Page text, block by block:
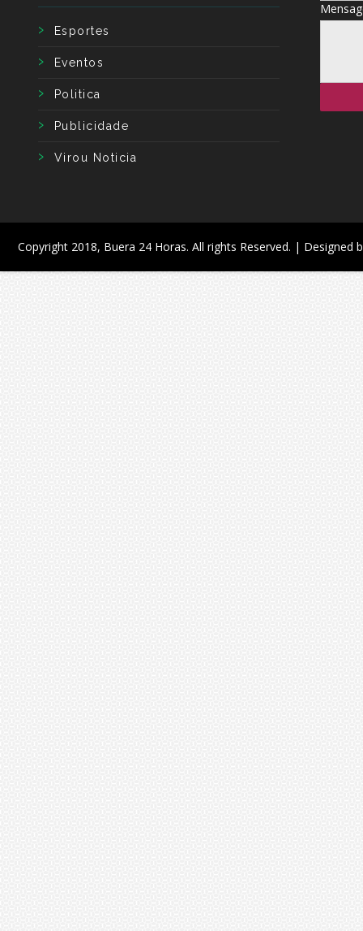
Esportes
Eventos
Politica
Publicidade
Virou Noticia
Copyright 2018, Buera 24 Horas. All rights Reserved. | Designed